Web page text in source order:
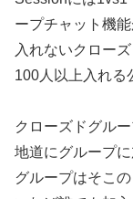
ープチャット機
入れないクロー
100人以上入れる
クローズドグル
地道にグループ
グループはそこ